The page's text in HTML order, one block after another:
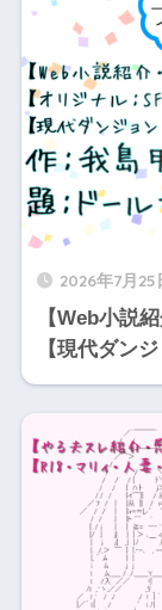
2026年7月25
【Web小説
【現代ダン